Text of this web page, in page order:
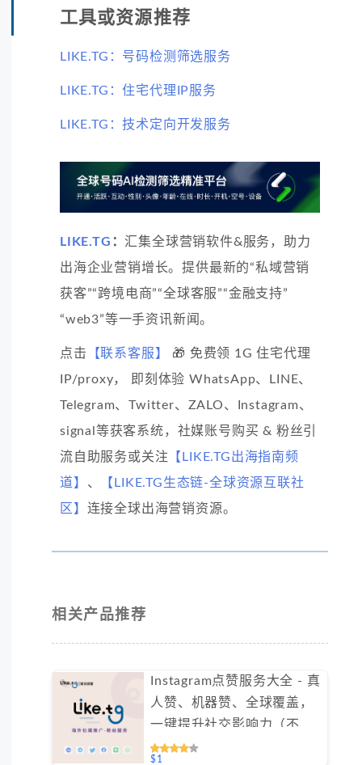
工具或资源推荐
LIKE.TG：号码检测筛选服务
LIKE.TG：住宅代理IP服务
LIKE.TG：技术定向开发服务
LIKE.TG ： 汇集全球营销软件&服务，助力
出海企业营销增长。提供最新的“私域营销
获客”“跨境电商”“全球客服”“金融支持”
“web3”等一手资讯新闻。
点击 【联系客服】
🎁 免费领 1G 住宅代理
IP/proxy， 即刻体验 WhatsApp、LINE、
Telegram、Twitter、ZALO、Instagram、
signal等获客系统，社媒账号购买 & 粉丝引
流自助服务或关注 【LIKE.TG出海指南频
道】 、
【LIKE.TG生态链-全球资源互联社
区】 连接全球出海营销资源。
相关产品推荐
Instagram点赞服务大全 - 真
人赞、机器赞、全球覆盖，
一键提升社交影响力（不支
持免费测试）
$1